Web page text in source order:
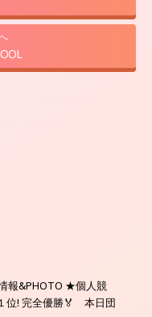
報&PHOTO ★個人競
! 完全優勝🏅 本日団